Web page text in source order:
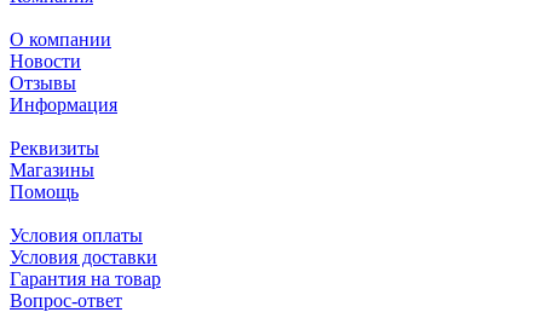
О компании
Новости
Отзывы
Информация
Реквизиты
Магазины
Помощь
Условия оплаты
Условия доставки
Гарантия на товар
Вопрос-ответ